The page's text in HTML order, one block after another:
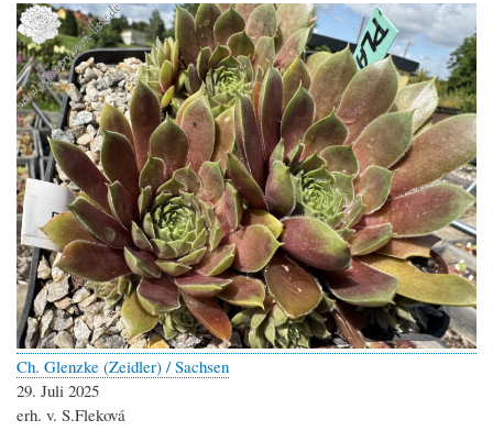
Ch. Glenzke (Zeidler) / Sachsen
29. Juli 2025
erh. v. S.Fleková